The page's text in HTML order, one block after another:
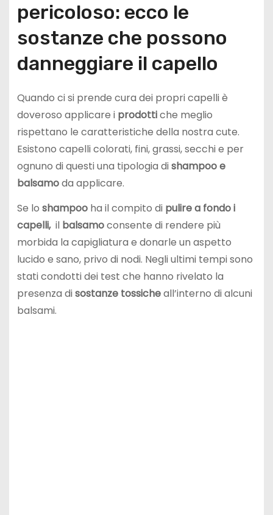
pericoloso: ecco le
sostanze che possono
danneggiare il capello
Quando ci si prende cura dei propri capelli è
doveroso applicare i prodottiche meglio
rispettano le caratteristiche della nostra cute.
Esistono capelli colorati, fini, grassi, secchi e per
ognuno di questi una tipologia dishampoo e
balsamoda applicare.
Se lo shampooha il compito di pulire a fondo i
capelli, il balsamoconsente di rendere più
morbida la capigliatura e donarle un aspetto
lucido e sano, privo di nodi. Negli ultimi tempi sono
stati condotti dei test che hanno rivelato la
presenza disostanze tossicheall’interno di alcuni
balsami.